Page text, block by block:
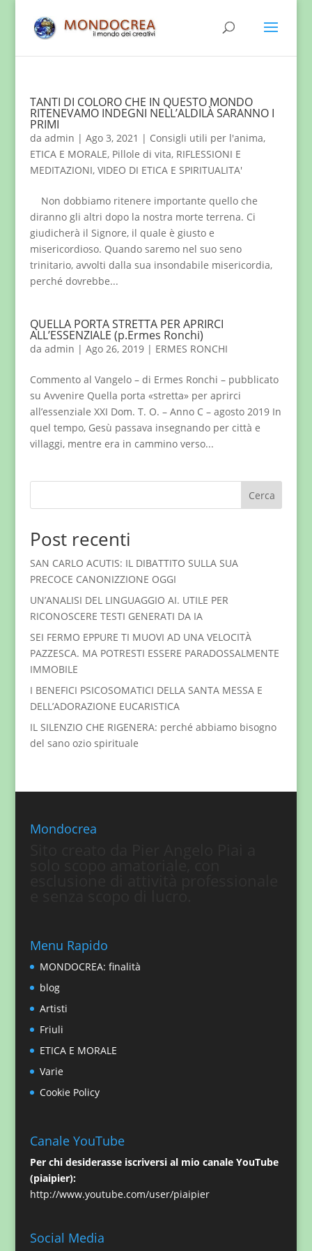
TANTI DI COLORO CHE IN QUESTO MONDO
RITENEVAMO INDEGNI NELL’ALDILÀ SARANNO I
PRIMI
da admin | Ago 3, 2021 | Consigli utili per l'anima,
ETICA E MORALE, Pillole di vita, RIFLESSIONI E
MEDITAZIONI, VIDEO DI ETICA E SPIRITUALITA'
Non dobbiamo ritenere importante quello che
diranno gli altri dopo la nostra morte terrena. Ci
giudicherà il Signore, il quale è giusto e
misericordioso. Quando saremo nel suo seno
trinitario, avvolti dalla sua insondabile misericordia,
perché dovrebbe...
QUELLA PORTA STRETTA PER APRIRCI
ALL’ESSENZIALE (p.Ermes Ronchi)
da admin | Ago 26, 2019| ERMES RONCHI
Commento al Vangelo – di Ermes Ronchi – pubblicato
su Avvenire Quella porta «stretta» per aprirci
all’essenziale XXI Dom. T. O. – Anno C – agosto 2019 In
quel tempo, Gesù passava insegnando per città e
villaggi, mentre era in cammino verso...
Cerca
Post recenti
SAN CARLO ACUTIS: IL DIBATTITO SULLA SUA
PRECOCE CANONIZZIONE OGGI
UN’ANALISI DEL LINGUAGGIO AI. UTILE PER
RICONOSCERE TESTI GENERATI DA IA
SEI FERMO EPPURE TI MUOVI AD UNA VELOCITÀ
PAZZESCA. MA POTRESTI ESSERE PARADOSSALMENTE
IMMOBILE
I BENEFICI PSICOSOMATICI DELLA SANTA MESSA E
DELL’ADORAZIONE EUCARISTICA
IL SILENZIO CHE RIGENERA: perché abbiamo bisogno
del sano ozio spirituale
Mondocrea
Menu Rapido
MONDOCREA: finalità
blog
Artisti
Friuli
ETICA E MORALE
Varie
Cookie Policy
Canale YouTube
Per chi desiderasse iscriversi al mio canale YouTube
(piaipier):
http://www.youtube.com/user/piaipier
Social Media